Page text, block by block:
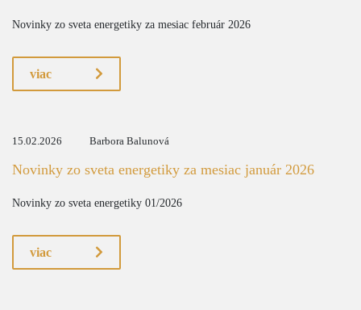
Novinky zo sveta energetiky za mesiac február 2026
viac
15.02.2026 Barbora Balunová
Novinky zo sveta energetiky za mesiac január 2026
Novinky zo sveta energetiky 01/2026
viac